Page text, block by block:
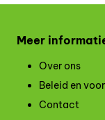
Meer
Over ons
Beleid en
Contact